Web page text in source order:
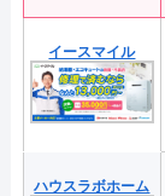
イースマイル
ハウスラボホーム